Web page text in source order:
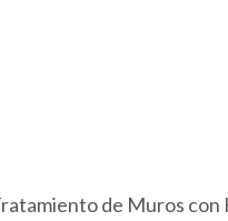
de Muros